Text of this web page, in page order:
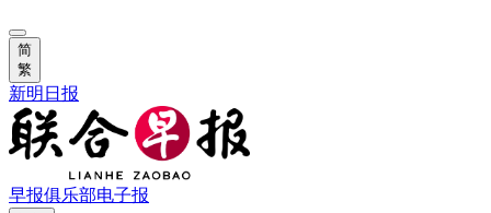
简
繁
新明日报
早报俱乐部电子报